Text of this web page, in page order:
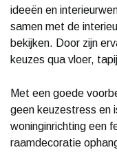
ideeën en
samen met de
bekijken. Door zijn
keuzes qua vloer,
Met een goede
geen keuzestress en
woninginrichting een
raamdecoratie